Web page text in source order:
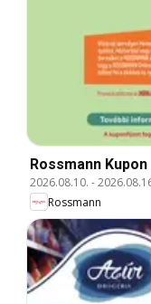
Rossmann
2026.08.10. -
Rossmann